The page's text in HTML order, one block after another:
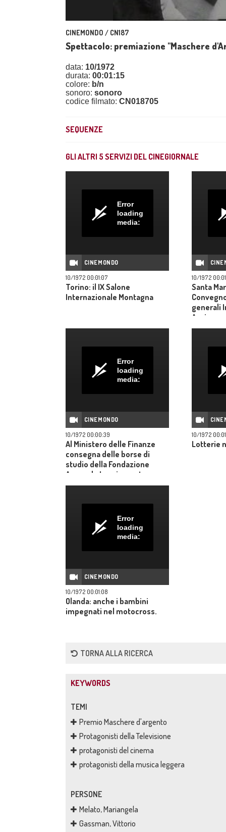
CINEMONDO / CN187
Spettacolo: premiazione "Maschere
data: 10/1972
durata: 00:01:15
colore: b/n
sonoro: sonoro
codice filmato: CN018705
SEQUENZE
GLI ALTRI 5 SERVIZI DEL CINEGIORNALE
Error
loading
media:
CINEMONDO
10/1972 00:01:07
Torino: il IX Salone
Internazionale Montagna
10/1972
Santa
generali
Error
loading
media:
CINEMONDO
10/1972 00:00:39
Al Ministero delle Finanze
consegna delle borse di
studio della Fondazione
Armando Lucci e conte
Cesare di Acquarone
10/1972
Lotterie
Error
loading
media:
CINEMONDO
10/1972 00:01:08
Olanda: anche i bambini
impegnati nel motocross.
TORNA ALLA RICERCA
KEYWORDS
TEMI
Premio Maschere d'argento
Protagonisti della Televisione
protagonisti del cinema
protagonisti della musica leggera
PERSONE
Melato, Mariangela
Gassman, Vittorio